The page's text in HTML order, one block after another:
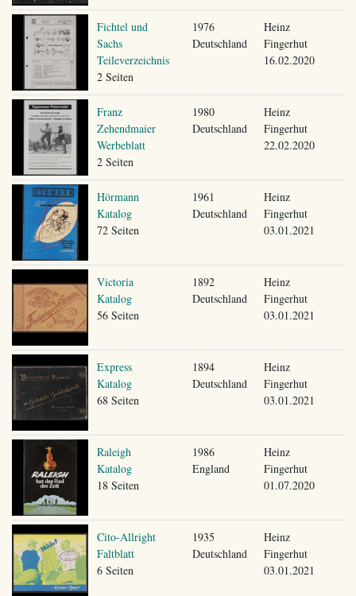
Fichtel und
Sachs
Teileverzeichnis
2 Seiten
1976
Deutschland
Heinz
Fingerhut
16.02.2020
Franz
Zehendmaier
Werbeblatt
2 Seiten
1980
Deutschland
Heinz
Fingerhut
22.02.2020
Hörmann
Katalog
72 Seiten
1961
Deutschland
Heinz
Fingerhut
03.01.2021
Victoria
Katalog
56 Seiten
1892
Deutschland
Heinz
Fingerhut
03.01.2021
Express
Katalog
68 Seiten
1894
Deutschland
Heinz
Fingerhut
03.01.2021
Raleigh
Katalog
18 Seiten
1986
England
Heinz
Fingerhut
01.07.2020
Cito-Allright
Faltblatt
6 Seiten
1935
Deutschland
Heinz
Fingerhut
03.01.2021